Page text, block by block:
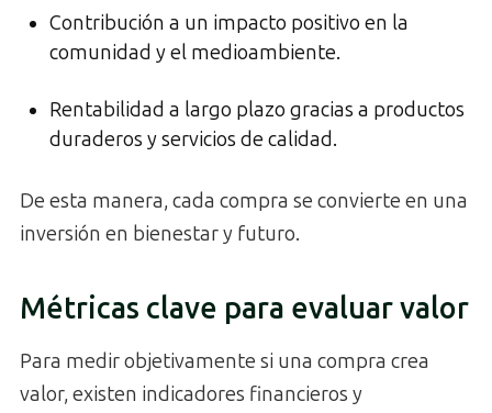
Contribución a un impacto positivo en la
comunidad y el medioambiente.
Rentabilidad a largo plazo gracias a productos
duraderos y servicios de calidad.
De esta manera, cada compra se convierte en una
inversión en bienestar y futuro.
Métricas clave para evaluar valor
Para medir objetivamente si una compra crea
valor, existen indicadores financieros y